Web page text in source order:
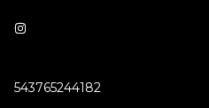
543765244182